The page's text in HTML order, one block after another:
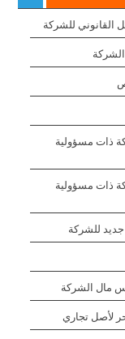
القانوني للشركة
الشركة
ذات مسؤولية
ذات مسؤولية
جديد للشركة
مال الشركة
حر لأصل تجاري